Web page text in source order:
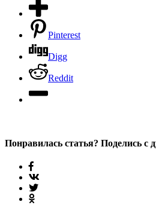
Pinterest
Digg
Reddit
Понравилась статья? Поделись с